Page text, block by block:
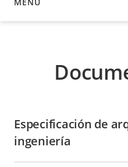
DOCUMENTACIÓN
Especificación de
ingeniería